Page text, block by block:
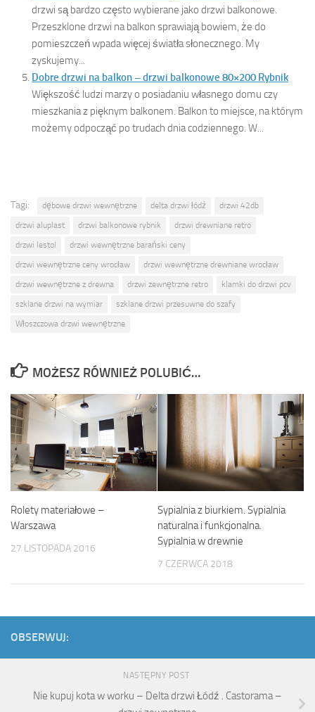
drzwi są bardzo często wybierane jako drzwi balkonowe.
Przeszklone drzwi na balkon sprawiają bowiem, że do
pomieszczeń wpada więcej światła słonecznego. My
zyskujemy...
Dobre drzwi na balkon – drzwi balkonowe 80×200 Rybnik
Większość ludzi marzy o posiadaniu własnego domu czy
mieszkania z pięknym balkonem. Balkon to miejsce, na którym
możemy odpocząć po trudach dnia codziennego. W...
Tagi: dębowe drzwi wewnętrzne delta drzwi łódź
drzwi 42db
drzwi aluplast
drzwi balkonowe rybnik
drzwi drewniane retro
drzwi lestol
drzwi wewnętrzne barański ceny
drzwi wewnętrzne ceny wrocław
drzwi wewnętrzne drewniane wrocław
drzwi wewnętrzne z drewna
drzwi zewnętrzne retro
klamki do drzwi pcv
szklane drzwi na wymiar
szklane drzwi przesuwne do szafy
Włoszczowa drzwi wewnętrzne
MOŻESZ RÓWNIEŻ POLUBIĆ…
Rolety materiałowe –
Warszawa
27 LISTOPADA 2016
Sypialnia z biurkiem. Sypialnia
naturalna i funkcjonalna.
Sypialnia w drewnie
7 CZERWCA 2018
OBSERWUJ:
NASTĘPNY POST
Nie kupuj kota w worku – Delta drzwi Łódź . Castorama –